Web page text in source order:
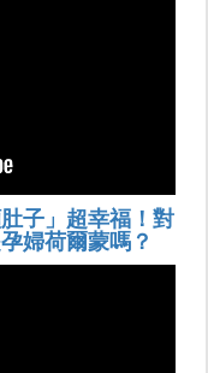
子」超幸福！對
婦荷爾蒙嗎？